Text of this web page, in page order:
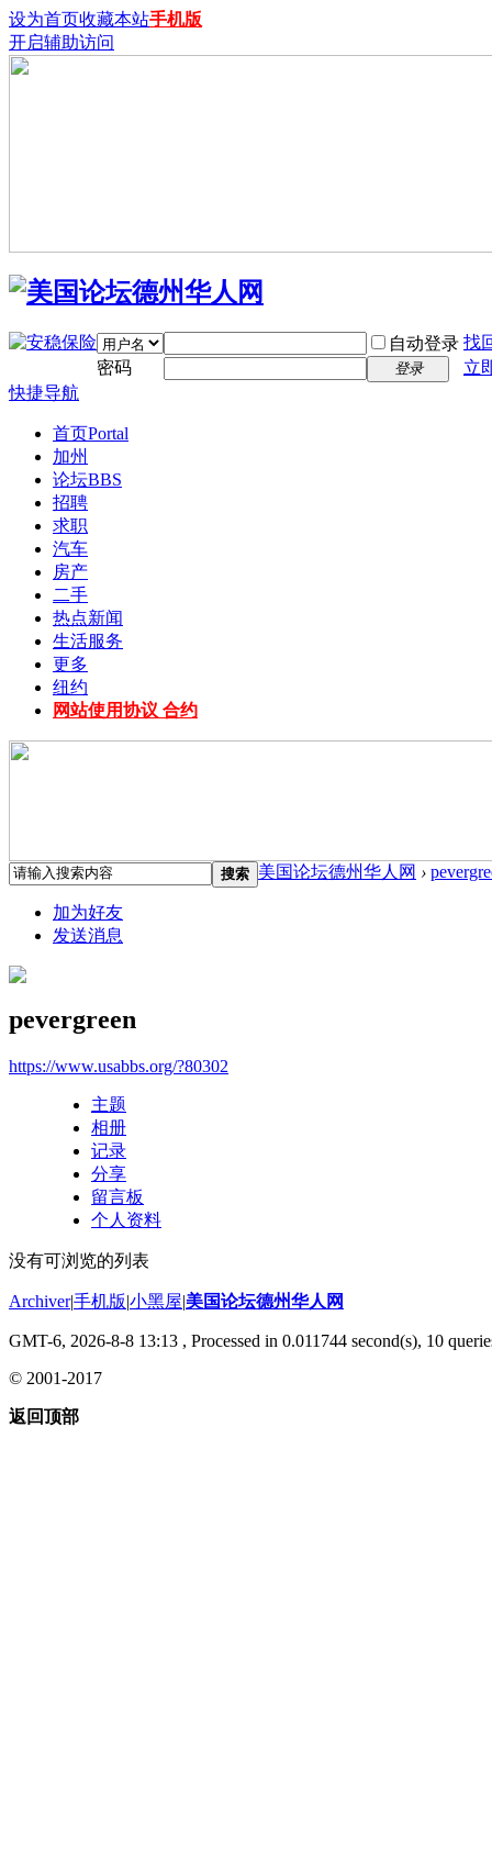
设为首页收藏本站手机版
开启辅助访问
自动登录 找
密码
登录
立
快捷导航
首页Portal
加州
论坛BBS
招聘
求职
汽车
房产
二手
热点新闻
生活服务
更多
纽约
网站使用协议 合约
搜索 美国论坛德州华人网 ›
加为好友
发送消息
pevergreen
https://www.usabbs.org/?80302
主题
相册
记录
分享
留言板
个人资料
没有可浏览的列表
Archiver|手机版|小黑屋|美国论坛德州华人网
GMT-6, 2026-8-8 13:13 , Processed in 0.011744 second(s), 10
© 2001-2017
返回顶部